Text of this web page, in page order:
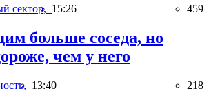
сектор, 15:26 459
больше соседа, но
чем у него
13:40 218